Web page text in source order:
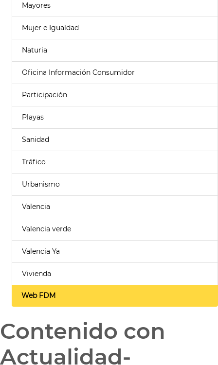
Mayores
Mujer e Igualdad
Naturia
Oficina Información Consumidor
Participación
Playas
Sanidad
Tráfico
Urbanismo
Valencia
Valencia verde
Valencia Ya
Vivienda
Web FDM
Contenido con
Actualidad-